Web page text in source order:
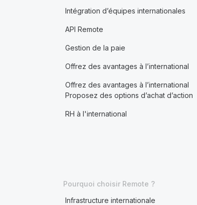
Intégration d’équipes internationales
API Remote
Gestion de la paie
Offrez des avantages à l’international
Offrez des avantages à l’international
Proposez des options d’achat d’action
RH à l'international
Pourquoi choisir Remote ?
Infrastructure internationale